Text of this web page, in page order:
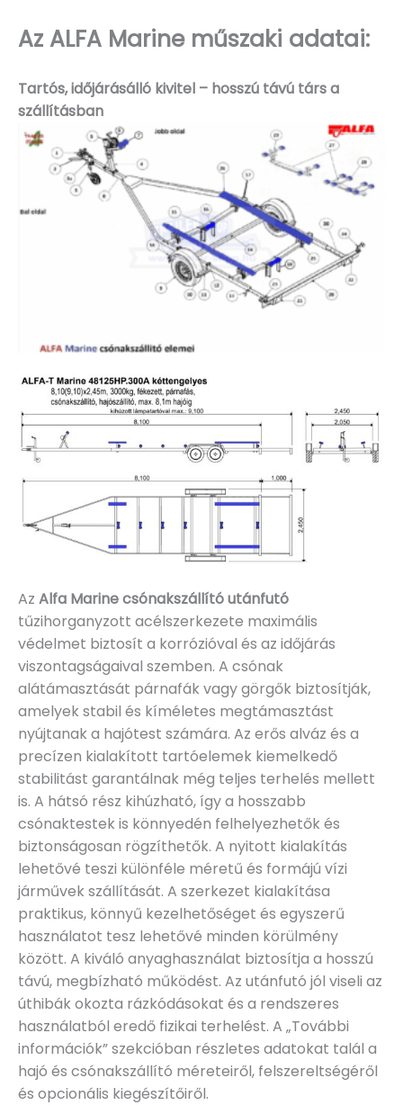
Az ALFA Marine műszaki adatai:
Tartós, időjárásálló kivitel – hosszú távú társ a
szállításban
Az Alfa Marine csónakszállító utánfutó
tűzihorganyzott acélszerkezete maximális
védelmet biztosít a korrózióval és az időjárás
viszontagságaival szemben. A csónak
alátámasztását párnafák vagy görgők biztosítják,
amelyek stabil és kíméletes megtámasztást
nyújtanak a hajótest számára. Az erős alváz és a
precízen kialakított tartóelemek kiemelkedő
stabilitást garantálnak még teljes terhelés mellett
is. A hátsó rész kihúzható, így a hosszabb
csónaktestek is könnyedén felhelyezhetők és
biztonságosan rögzíthetők. A nyitott kialakítás
lehetővé teszi különféle méretű és formájú vízi
járművek szállítását. A szerkezet kialakítása
praktikus, könnyű kezelhetőséget és egyszerű
használatot tesz lehetővé minden körülmény
között. A kiváló anyaghasználat biztosítja a hosszú
távú, megbízható működést. Az utánfutó jól viseli az
úthibák okozta rázkódásokat és a rendszeres
használatból eredő fizikai terhelést. A „További
információk” szekcióban részletes adatokat talál a
hajó és csónakszállító méreteiről, felszereltségéről
és opcionális kiegészítőiről.